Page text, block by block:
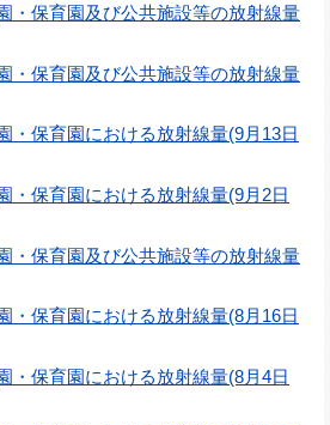
・保育園及び公共施設等の放射線量
・保育園及び公共施設等の放射線量
・保育園における放射線量(9月13日
・保育園における放射線量(9月2日
・保育園及び公共施設等の放射線量
・保育園における放射線量(8月16日
・保育園における放射線量(8月4日